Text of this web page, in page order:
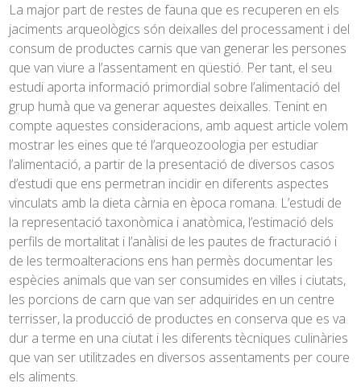
La major part de restes de fauna que es recuperen en els
jaciments arqueològics són deixalles del processament i del
consum de productes carnis que van generar les persones
que van viure a l’assentament en qüestió. Per tant, el seu
estudi aporta informació primordial sobre l’alimentació del
grup humà que va generar aquestes deixalles. Tenint en
compte aquestes consideracions, amb aquest article volem
mostrar les eines que té l’arqueozoologia per estudiar
l’alimentació, a partir de la presentació de diversos casos
d’estudi que ens permetran incidir en diferents aspectes
vinculats amb la dieta càrnia en època romana. L’estudi de
la representació taxonòmica i anatòmica, l’estimació dels
perfils de mortalitat i l’anàlisi de les pautes de fracturació i
de les termoalteracions ens han permès documentar les
espècies animals que van ser consumides en vil·les i ciutats,
les porcions de carn que van ser adquirides en un centre
terrisser, la producció de productes en conserva que es va
dur a terme en una ciutat i les diferents tècniques culinàries
que van ser utilitzades en diversos assentaments per coure
els aliments.